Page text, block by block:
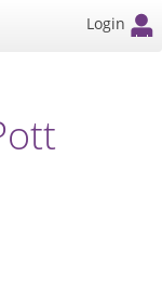
Login